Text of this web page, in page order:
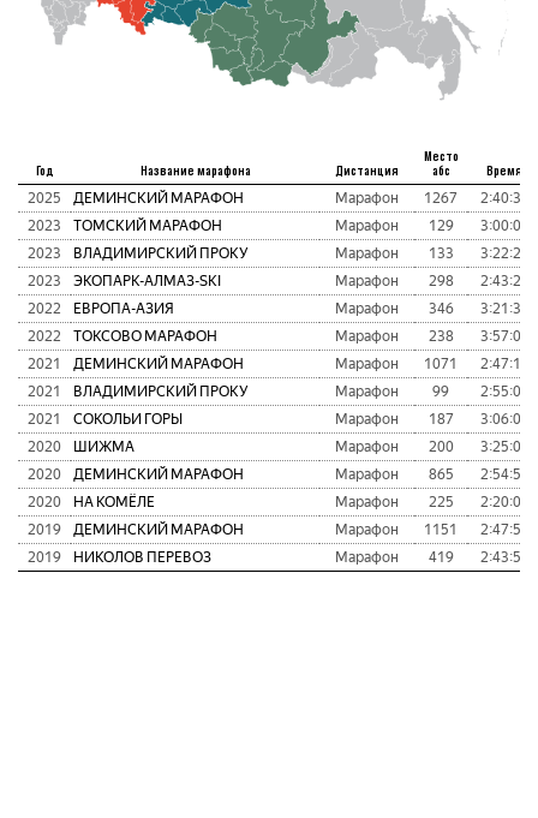
Год Название марафона Дистанция
Место
абс
Время
2025 ДЕМИНСКИЙ МАРАФОН Марафон 1267
2:40:38
2023
ТОМСКИЙ МАРАФОН Марафон 129
3:00:09
2023
ВЛАДИМИРСКИЙ ПРОКУ Марафон 133
3:22:22
2023
ЭКОПАРК-АЛМАЗ-SKI Марафон 298
2:43:29
2022
ЕВРОПА-АЗИЯ Марафон 346
3:21:30
2022
ТОКСОВО МАРАФОН Марафон 238
3:57:02
2021
ДЕМИНСКИЙ МАРАФОН Марафон 1071
2:47:14
2021
ВЛАДИМИРСКИЙ ПРОКУ Марафон 99
2:55:01
2021
СОКОЛЬИ ГОРЫ Марафон 187
3:06:06
2020
ШИЖМА Марафон 200
3:25:04
2020
ДЕМИНСКИЙ МАРАФОН Марафон 865
2:54:51
2020
НА КОМЁЛЕ Марафон 225
2:20:09
2019
ДЕМИНСКИЙ МАРАФОН Марафон 1151
2:47:50
2019
НИКОЛОВ ПЕРЕВОЗ Марафон 419 2:43:59